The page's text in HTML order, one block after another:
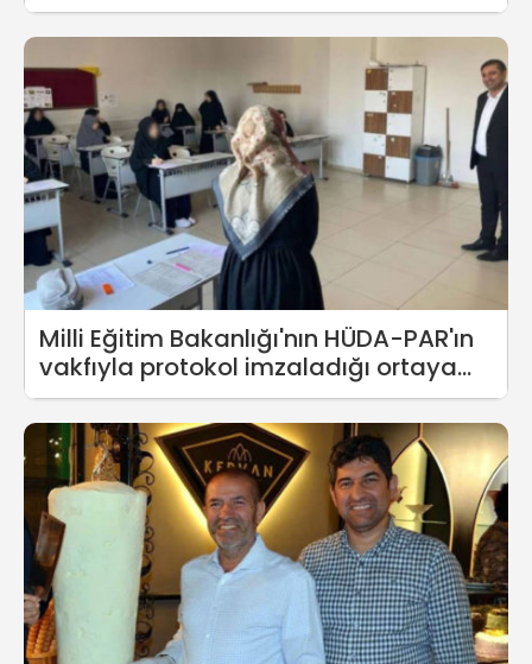
Milli Eğitim Bakanlığı'nın HÜDA-PAR'ın
vakfıyla protokol imzaladığı ortaya
çıktı